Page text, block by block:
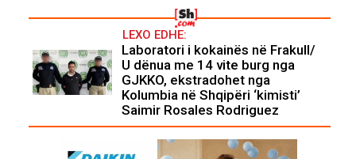
LEXO EDHE:
Laboratori i kokainës në Frakull/
U dënua me 14 vite burg nga
GJKKO, ekstradohet nga
Kolumbia në Shqipëri ‘kimisti’
Saimir Rosales Rodriguez